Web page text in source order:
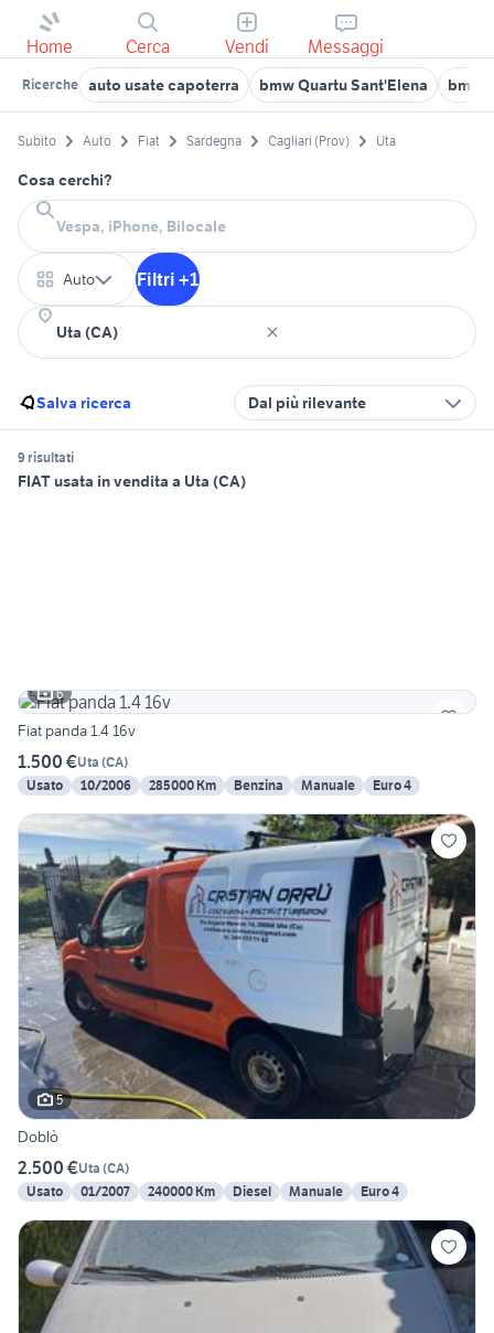
Home Cerca Vendi Messaggi
Ricerche auto usate capoterra bmw Quartu Sant'Elena bmw
Subito Auto Fiat Sardegna Cagliari (Prov) Uta
Cosa cerchi?
Auto Filtri +1
Salva ricerca Dal più rilevante
9 risultati
FIAT usata in vendita a Uta (CA)
6
Fiat panda 1.4 16v
1.500 €Uta (CA)
Usato
10/2006 285000 Km Benzina Manuale Euro 4
5
Doblò
2.500 €Uta (CA)
Usato
01/2007 240000 Km Diesel Manuale Euro 4